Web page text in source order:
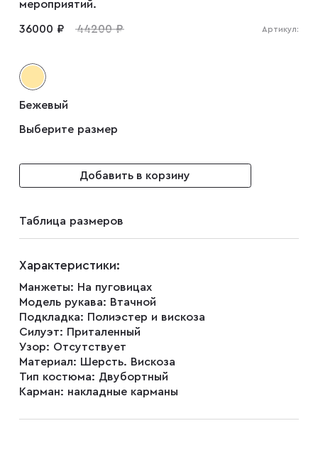
Брюки
Плащи
Пуховики
Пиджаки
Джемперы
Водолазки
мероприятий.
36000 ₽ 44200 ₽ Артикул:
Бежевый
Выберите размер
Добавить в корзину
Таблица размеров
Характеристики:
Манжеты: На пуговицах
Модель рукава: Втачной
Подкладка: Полиэстер и вискоза
Силуэт: Приталенный
Узор: Отсутствует
Материал: Шерсть. Вискоза
Тип костюма: Двубортный
Карман: накладные карманы